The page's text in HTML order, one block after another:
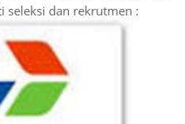
seleksi dan rekrutmen :